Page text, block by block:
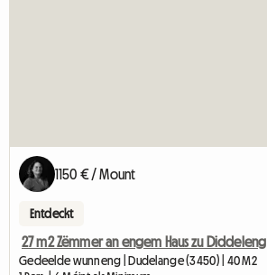
1150 € / Mount
Entdeckt
27 m2 Zëmmer an engem Haus zu Diddeleng
Gedeelde wunneng | Dudelange (3450) | 40 M2